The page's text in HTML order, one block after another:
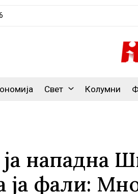
Свет Колумни
нападна
ја фали: